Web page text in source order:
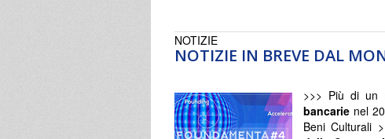
NOTIZIE IN BREVE DAL
NOTIZIE
>>> Più di un
bancarie nel
Beni Culturali